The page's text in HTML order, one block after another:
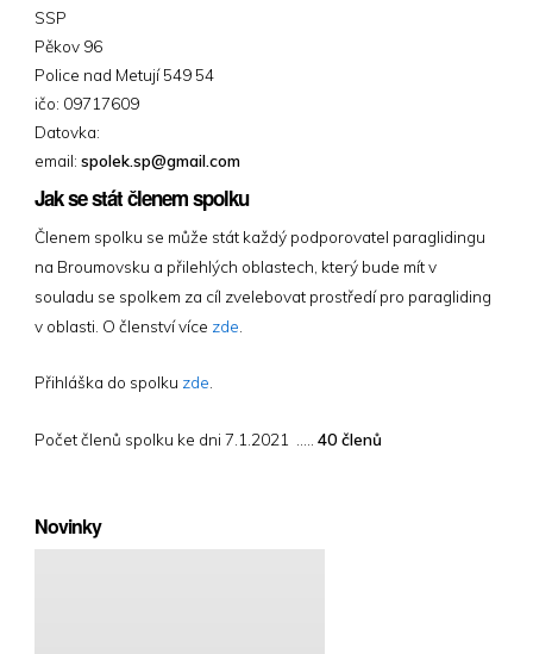
SSP
Pěkov 96
Police nad Metují 549 54
ičo: 09717609
Datovka:
email: spolek.sp@gmail.com
Jak se stát členem spolku
Členem spolku se může stát každý podporovatel paraglidingu
na Broumovsku a přilehlých oblastech, který bude mít v
souladu se spolkem za cíl zvelebovat prostředípro paragliding
v oblasti. O členství více zde
Přihláška do spolku zde
Počet členů spolku ke dni 7.1.2021 ..... 40 členů
Novinky